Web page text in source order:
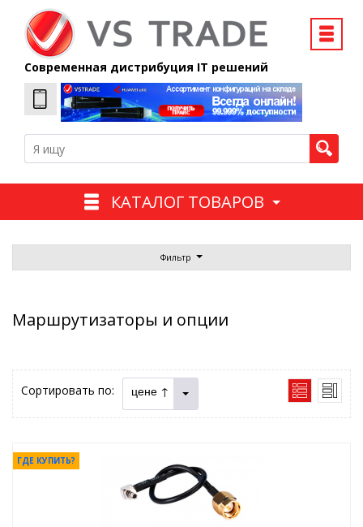
Современная дистрибуция IT решений
КАТАЛОГ ТОВАРОВ
Фильтр
Маршрутизаторы и опции
Сортировать по: цене ↑
ГДЕ КУПИТЬ?